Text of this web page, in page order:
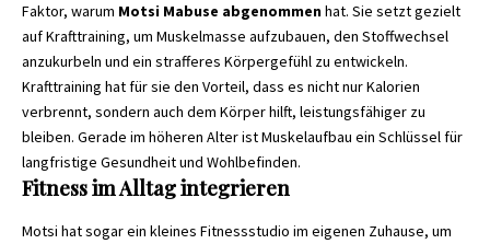
Faktor, warum Motsi Mabuse abgenommenhat. Sie setzt gezielt
auf Krafttraining, um Muskelmasse aufzubauen, den Stoffwechsel
anzukurbeln und ein strafferes Körpergefühl zu entwickeln.
Krafttraining hat für sie den Vorteil, dass es nicht nur Kalorien
verbrennt, sondern auch dem Körper hilft, leistungsfähiger zu
bleiben. Gerade im höheren Alter ist Muskelaufbau ein Schlüssel für
langfristige Gesundheit und Wohlbefinden.
Fitness im Alltag integrieren
Motsi hat sogar ein kleines Fitnessstudio im eigenen Zuhause, um